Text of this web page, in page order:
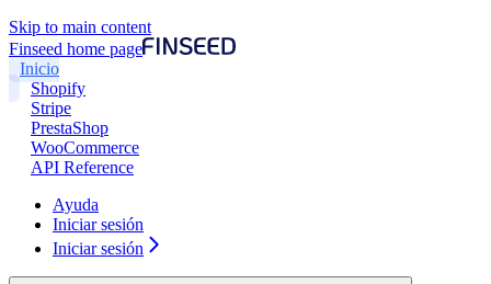
Skip to main content
Finseed home page
Inicio
Shopify
Stripe
PrestaShop
WooCommerce
API Reference
Ayuda
Iniciar sesión
Iniciar sesión